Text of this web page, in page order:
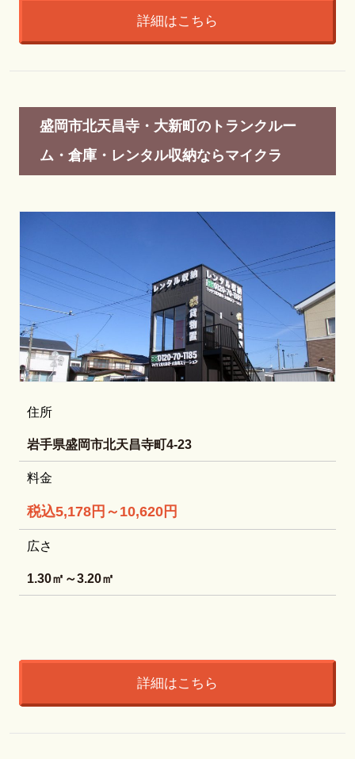
詳細はこちら
盛岡市北天昌寺・大新町のトランクルー
ム・倉庫・レンタル収納ならマイクラ
住所
岩手県盛岡市北天昌寺町4-23
料金
税込5,178円～10,620円
広さ
1.30㎡～3.20㎡
詳細はこちら